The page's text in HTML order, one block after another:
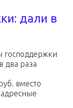
дали в
господдержки
два раза
вместо